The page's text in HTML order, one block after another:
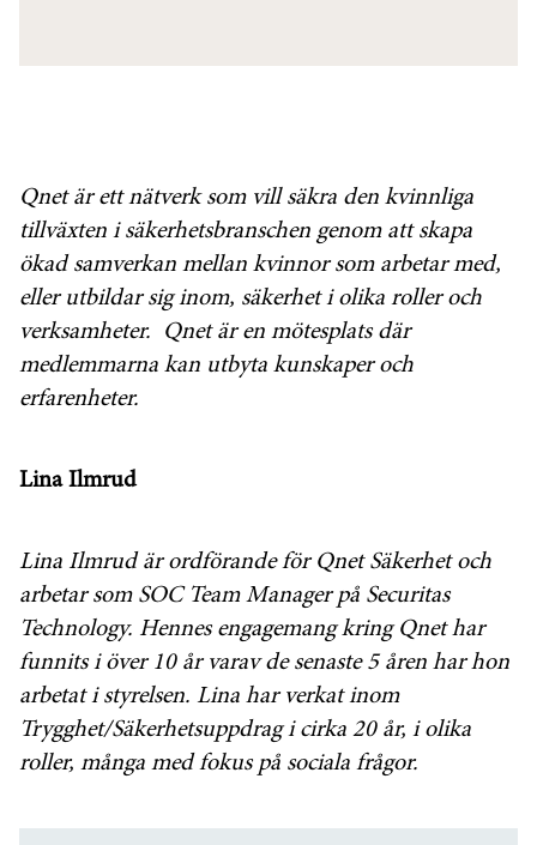
Qnetär ett nätverk som vill säkra den kvinnliga
tillväxten i säkerhetsbranschen genom att skapa
ökad samverkan mellan kvinnor som arbetar med,
eller utbildar sig inom, säkerhet i olika roller och
verksamheter.
Qnet är en mötesplats där
medlemmarna kan utbyta kunskaper och
erfarenheter.
Lina Ilmrud
Lina Ilmrud är ordförande för Qnet Säkerhet och
arbetar som SOC Team Manager på Securitas
Technology. Hennes engagemang kring Qnet har
funnits i över 10 år varav de senaste 5 åren har hon
arbetat i styrelsen. Lina har verkat inom
Trygghet/Säkerhetsuppdrag i cirka 20 år, i olika
roller, många med fokus på sociala frågor.